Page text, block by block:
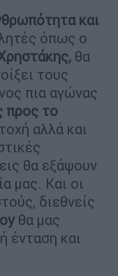
και
όπως ο
θα
τους
πια αγώνας
προς το
αλλά και
θα εξάψουν
μας. Και οι
διεθνείς
θα μας
ένταση και